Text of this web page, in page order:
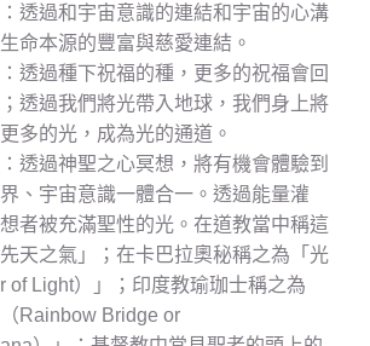
透過和宇宙意識的連結和宇宙的心溝
命本源的豐富與慈愛連結。
透過種下祝福的種，更多的祝福會回
透過我們將光帶入地球，我們身上將
多的光，成為光的通道。
透過神聖之心冥想，將有機會體驗到
、宇宙意識一體合一。透過能量灌
者被充滿聖性的光。在道教當中稱這
天之氣」；在卡巴拉奧秘稱之為「光
of Light）」；印度教瑜珈士稱之為
（Rainbow Bridge or